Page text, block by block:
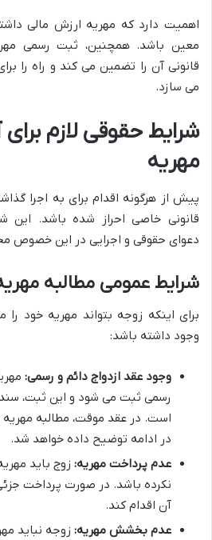
اهمیت دارد که مهریه ارزش مالی
معین باشد. همچنین، ثبت رسمی
قانونی آن را تضمین می کند و راه را
می سازد.
شرایط حقوقی لازم برای
مهریه
پیش از هرگونه اقدام برای به اجرا
قانونی خاصی احراز شده باشد. این
دعوای حقوقی و اجرایی در این خصوص
شرایط عمومی مطالبه
برای اینکه زوجه بتواند مهریه خود را
وجود داشته باشد:
وجود عقد ازدواج دائم و رسمی:
رسمی ثبت می شود و این ثبت،
است. در عقد موقت، مطالبه
در ادامه توضیح داده خواهد شد.
عدم پرداخت مهریه: زوج باید
نکرده باشد. در صورت پرداخت
آن اقدام کند.
عدم بخشش مهریه: زوجه نباید